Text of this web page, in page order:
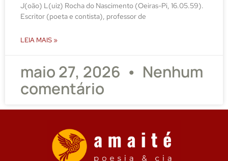
J(oão) L(uiz) Rocha do Nascimento (Oeiras-Pi, 16.05.59).
Escritor (poeta e contista), professor de
LEIA MAIS »
maio 27, 2026
Nenhum
comentário